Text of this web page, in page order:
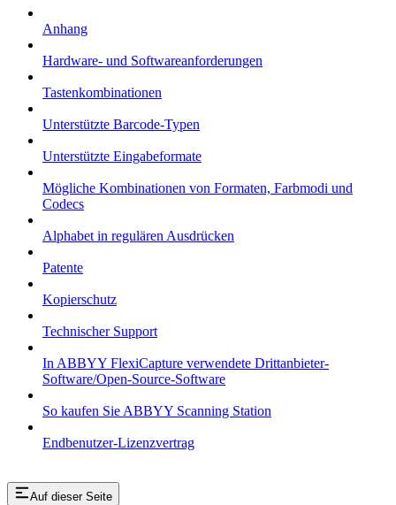
Anhang
Hardware- und Softwareanforderungen
Tastenkombinationen
Unterstützte Barcode-Typen
Unterstützte Eingabeformate
Mögliche Kombinationen von Formaten, Farbmodi und
Codecs
Alphabet in regulären Ausdrücken
Patente
Kopierschutz
Technischer Support
In ABBYY FlexiCapture verwendete Drittanbieter-
Software/Open-Source-Software
So kaufen Sie ABBYY Scanning Station
Endbenutzer-Lizenzvertrag
Auf dieser Seite